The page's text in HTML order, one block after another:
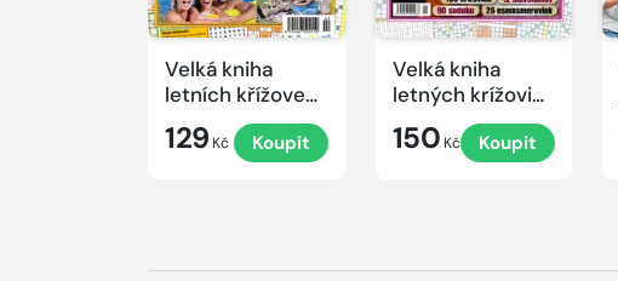
Velká kniha
letních křížovek
129 Kč Koupit
Velká kniha
letných krížoviek
s TV JOJ 2026
150 Kč Koupit